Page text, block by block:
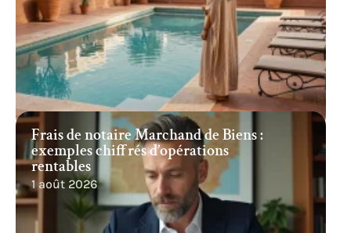
Frais de notaire Marchand de Biens :
exemples chiffrés d’opérations
rentables
1 août 2026